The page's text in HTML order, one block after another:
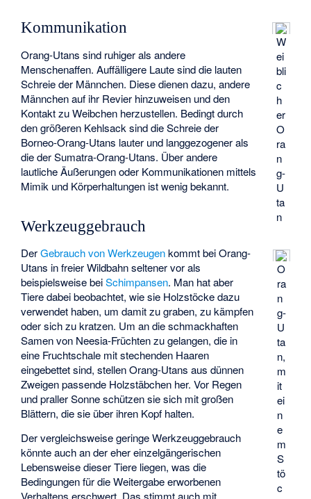
W
ei
bli
c
h
er
O
ra
n
g-
U
ta
n
Kommunikation
Orang-Utans sind ruhiger als andere
Menschenaffen. Auffälligere Laute sind die lauten
Schreie der Männchen. Diese dienen dazu, andere
Männchen auf ihr Revier hinzuweisen und den
Kontakt zu Weibchen herzustellen. Bedingt durch
den größeren Kehlsack sind die Schreie der
Borneo-Orang-Utans lauter und langgezogener als
die der Sumatra-Orang-Utans. Über andere
lautliche Äußerungen oder Kommunikationen mittels
Mimik und Körperhaltungen ist wenig bekannt.
Werkzeuggebrauch
O
ra
n
g-
U
ta
n,
m
it
ei
n
e
m
S
tö
c
DerGebrauch von Werkzeugenkommt bei Orang-
Utans in freier Wildbahn seltener vor als
beispielsweise beiSchimpansen. Man hat aber
Tiere dabei beobachtet, wie sie Holzstöcke dazu
verwendet haben, um damit zu graben, zu kämpfen
oder sich zu kratzen. Um an die schmackhaften
Samen von Neesia-Früchten zu gelangen, die in
eine Fruchtschale mit stechenden Haaren
eingebettet sind, stellen Orang-Utans aus dünnen
Zweigen passende Holzstäbchen her. Vor Regen
und praller Sonne schützen sie sich mit großen
Blättern, die sie über ihren Kopf halten.
Der vergleichsweise geringe Werkzeuggebrauch
könnte auch an der eher einzelgängerischen
Lebensweise dieser Tiere liegen, was die
Bedingungen für die Weitergabe erworbenen
Verhaltens erschwert. Das stimmt auch mit